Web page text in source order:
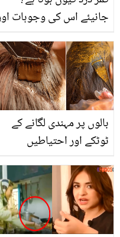
جانیئے اس کی وجوہات
ٹوٹکے
بالوں پر مہندی لگانے کے
ٹوٹکے اور احتیاطیں